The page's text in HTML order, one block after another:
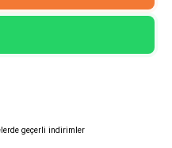
geçerli indirimler